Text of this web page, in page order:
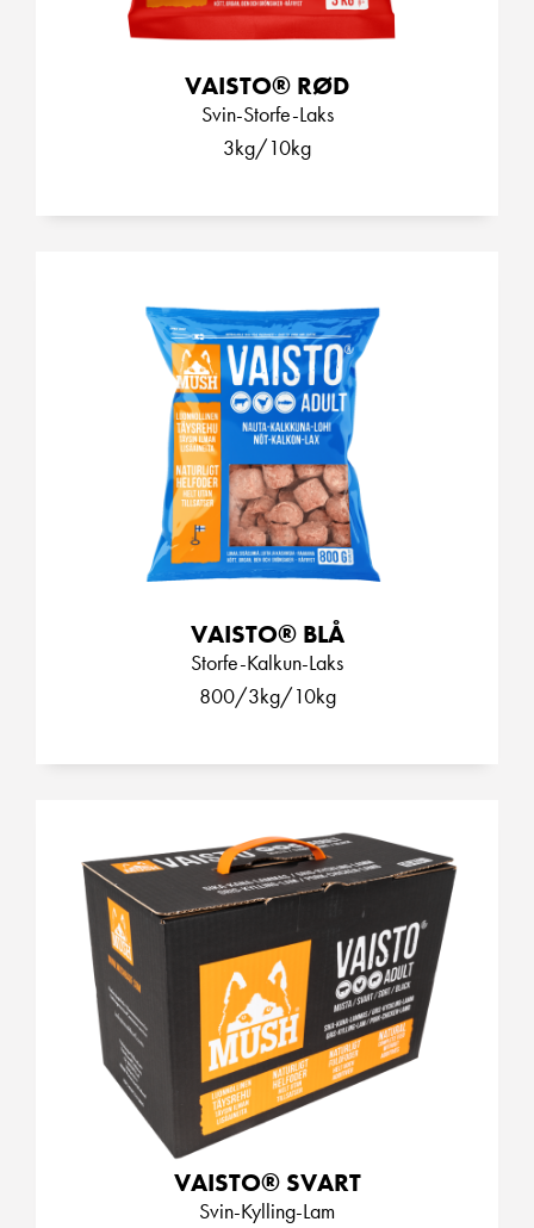
VAISTO® RØD
Svin-Storfe-Laks
3kg/10kg
VAISTO® BLÅ
Storfe-Kalkun-Laks
800/3kg/10kg
VAISTO® SVART
Svin-Kylling-Lam